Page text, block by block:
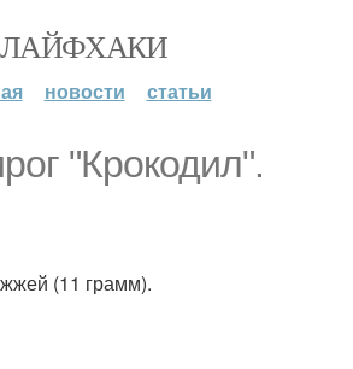
ЛАЙФХАКИ
новости статьи
"Крокодил".
(11 грамм).